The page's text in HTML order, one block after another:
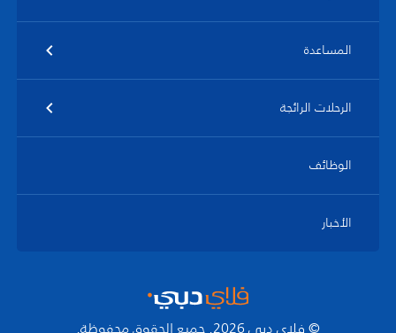
المساعدة
الرحلات الرائجة
الوظائف
الأخبار
© فلاي دبي 2026. جميع الحقوق محفوظة.